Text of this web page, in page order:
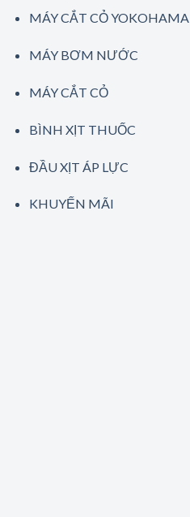
MÁY CẮT CỎ YOKOHAMA
MÁY BƠM NƯỚC
MÁY CẮT CỎ
BÌNH XỊT THUỐC
ĐẦU XỊT ÁP LỰC
KHUYẾN MÃI